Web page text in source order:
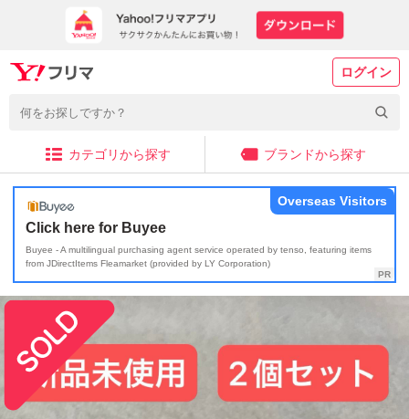
ログイン
カテゴリから探す ブランドから探す
Click here for Buyee
Buyee - A multilingual purchasing agent service operated by tenso, featuring items
from JDirectItems Fleamarket (provided by LY Corporation)
Overseas Visitors